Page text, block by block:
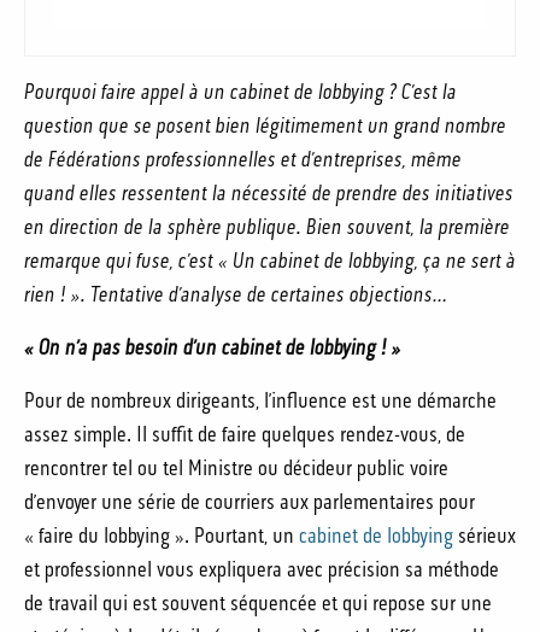
Pourquoi faire appel à un cabinet de lobbying ? C’est la
question que se posent bien légitimement un grand nombre
de Fédérations professionnelles et d’entreprises, même
quand elles ressentent la nécessité de prendre des initiatives
en direction de la sphère publique. Bien souvent, la première
remarque qui fuse, c’est « Un cabinet de lobbying, ça ne sert à
rien ! ». Tentative d’analyse de certaines objections…
« On n’a pas besoin d’un cabinet de lobbying ! »
Pour de nombreux dirigeants, l’influence est une démarche
assez simple. Il suffit de faire quelques rendez-vous, de
rencontrer tel ou tel Ministre ou décideur public voire
d’envoyer une série de courriers aux parlementaires pour
« faire du lobbying ». Pourtant, un cabinet de lobbyingsérieux
et professionnel vous expliquera avec précision sa méthode
de travail qui est souvent séquencée et qui repose sur une